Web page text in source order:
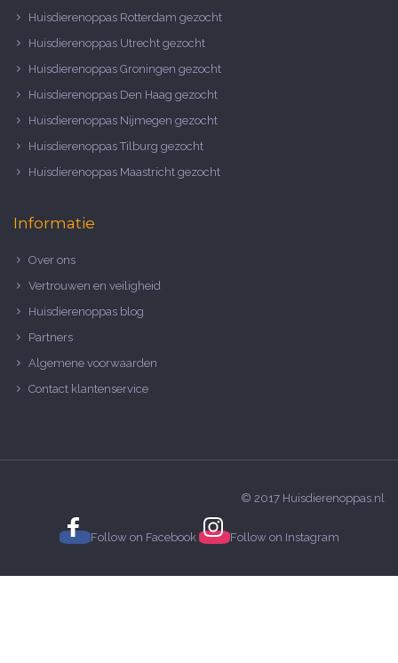
Huisdierenoppas Rotterdam gezocht
Huisdierenoppas Utrecht gezocht
Huisdierenoppas Groningen gezocht
Huisdierenoppas Den Haag gezocht
Huisdierenoppas Nijmegen gezocht
Huisdierenoppas Tilburg gezocht
Huisdierenoppas Maastricht gezocht
Informatie
Over ons
Vertrouwen en veiligheid
Huisdierenoppas blog
Partners
Algemene voorwaarden
Contact klantenservice
© 2017 Huisdierenoppas.nl
Follow on Facebook Follow on Instagram